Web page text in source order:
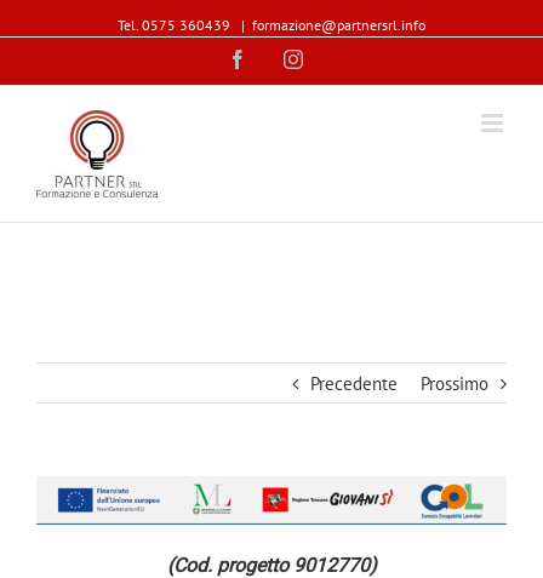
Tel. 0575 360439 | formazione@partnersrl.info
FacebookInstagram
Precedente Prossimo
(Cod. progetto 9012770)